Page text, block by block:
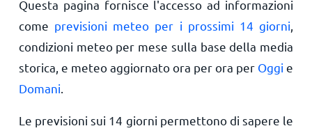
Questa pagina fornisce l'accesso ad informazioni
come previsioni meteo per i prossimi 14 giorni
condizioni meteo per mese sulla base della media
storica, e meteo aggiornato ora per ora per Oggi e
Domani
Le previsioni sui 14 giorni permettono di sapere le